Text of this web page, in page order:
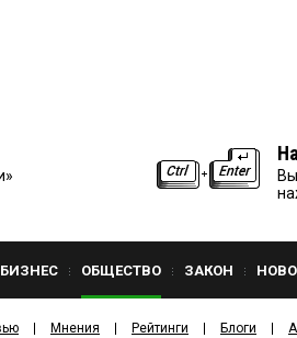
БИЗНЕС ОБЩЕСТВО ЗАКОН
Мнения Рейтинги Блоги